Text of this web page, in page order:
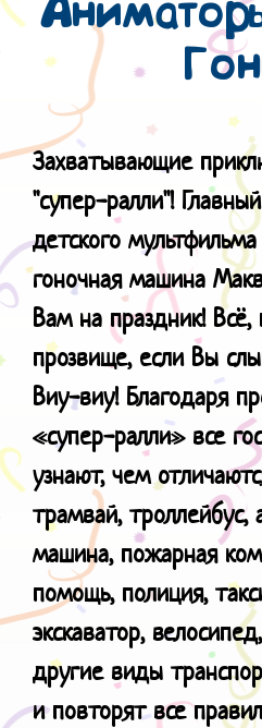
Захватывающие
"cупер-ралли"!
детского
гоночная машина
Вам на праздник! Всё,
прозвище, если Вы
Виу-виу! Благодаря
«супер-ралли» все
узнают, чем
трамвай, троллейбус,
машина, пожарная
помощь, полиция,
экскаватор,
другие виды
и повторят все